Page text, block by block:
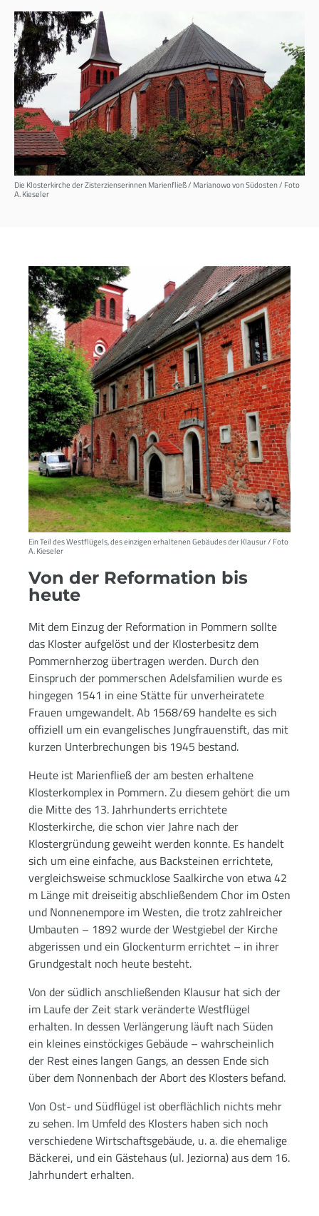
Die Klosterkirche der Zisterzienserinnen Marienfließ / Marianowo von Südosten / Foto
A. Kieseler
Ein Teil des Westflügels, des einzigen erhaltenen Gebäudes der Klausur / Foto
A. Kieseler
Von der Reformation bis
heute
Mit dem Einzug der Reformation in Pommern sollte
das Kloster aufgelöst und der Klosterbesitz dem
Pommernherzog übertragen werden. Durch den
Einspruch der pommerschen Adelsfamilien wurde es
hingegen 1541 in eine Stätte für unverheiratete
Frauen umgewandelt. Ab 1568/69 handelte es sich
offiziell um ein evangelisches Jungfrauenstift, das mit
kurzen Unterbrechungen bis 1945 bestand.
Heute ist Marienfließ der am besten erhaltene
Klosterkomplex in Pommern. Zu diesem gehört die um
die Mitte des 13. Jahrhunderts errichtete
Klosterkirche, die schon vier Jahre nach der
Klostergründung geweiht werden konnte. Es handelt
sich um eine einfache, aus Backsteinen errichtete,
vergleichsweise schmucklose Saalkirche von etwa 42
m Länge mit dreiseitig abschließendem Chor im Osten
und Nonnenempore im Westen, die trotz zahlreicher
Umbauten – 1892 wurde der Westgiebel der Kirche
abgerissen und ein Glockenturm errichtet – in ihrer
Grundgestalt noch heute besteht.
Von der südlich anschließenden Klausur hat sich der
im Laufe der Zeit stark veränderte Westflügel
erhalten. In dessen Verlängerung läuft nach Süden
ein kleines einstöckiges Gebäude – wahrscheinlich
der Rest eines langen Gangs, an dessen Ende sich
über dem Nonnenbach der Abort des Klosters befand.
Von Ost- und Südflügel ist oberflächlich nichts mehr
zu sehen. Im Umfeld des Klosters haben sich noch
verschiedene Wirtschaftsgebäude, u. a. die ehemalige
Bäckerei, und ein Gästehaus (ul. Jeziorna) aus dem 16.
Jahrhundert erhalten.